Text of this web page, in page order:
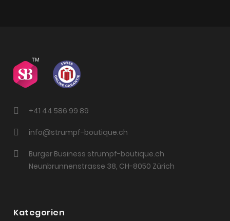
+41 44 586 99 89
info@strumpf-boutique.ch
Burger Business strumpf-boutique.ch
Neunbrunnenstrasse 38, CH-8050 Zürich
Kategorien